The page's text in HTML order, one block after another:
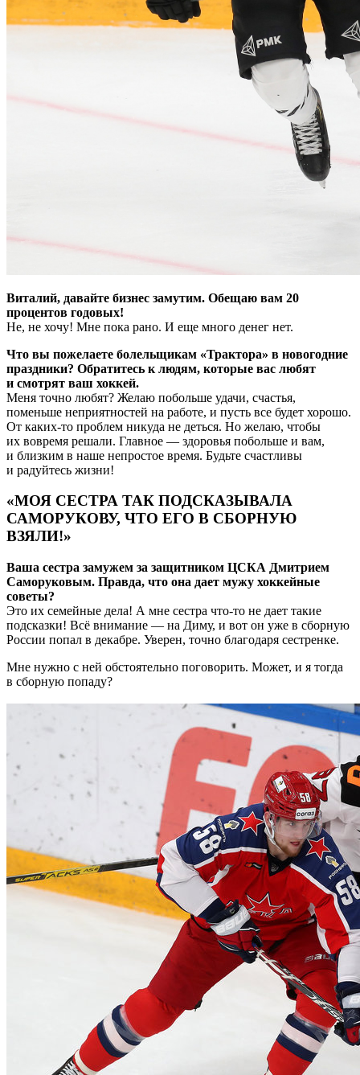
Виталий, давайте бизнес замутим. Обещаю вам 20
процентов годовых!
Не, не хочу! Мне пока рано. И еще много денег нет.
Что вы пожелаете болельщикам «Трактора» в новогодние
праздники? Обратитесь к людям, которые вас любят
и смотрят ваш хоккей.
Меня точно любят? Желаю побольше удачи, счастья,
поменьше неприятностей на работе, и пусть все будет хорошо.
От каких-то проблем никуда не деться. Но желаю, чтобы
их вовремя решали. Главное — здоровья побольше и вам,
и близким в наше непростое время. Будьте счастливы
и радуйтесь жизни!
«МОЯ СЕСТРА ТАК ПОДСКАЗЫВАЛА
САМОРУКОВУ, ЧТО ЕГО В СБОРНУЮ
ВЗЯЛИ!»
Ваша сестра замужем за защитником ЦСКА Дмитрием
Саморуковым. Правда, что она дает мужу хоккейные
советы?
Это их семейные дела! А мне сестра что-то не дает такие
подсказки! Всё внимание — на Диму, и вот он уже в сборную
России попал в декабре. Уверен, точно благодаря сестренке.
Мне нужно с ней обстоятельно поговорить. Может, и я тогда
в сборную попаду?